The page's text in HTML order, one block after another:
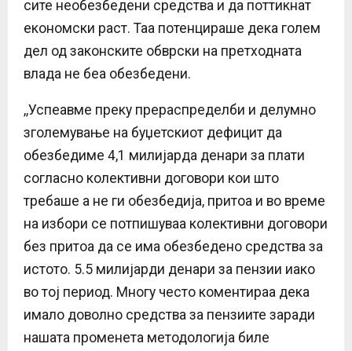
сите необезбедени средства и да поттикнат
економски раст. Таа потенцираше дека голем
дел од законските обврски на претходната
влада не беа обезбедени.
,,Успеавме преку прераспределби и делумно
зголемување на буџетскиот дефицит да
обезбедиме 4,1 милијарда денари за плати
согласно колективни договори кои што
требаше а не ги обезбедија, притоа и во време
на избори се потпишуваа колективни договори
без притоа да се има обезбедено средства за
истото. 5.5 милијарди денари за пензии иако
во тој период. Многу често коментираа дека
имало доволно средства за пензиите заради
нашата променета методологија биле